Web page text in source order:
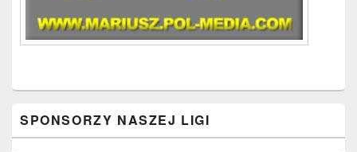
SPONSORZY NASZEJ LIGI